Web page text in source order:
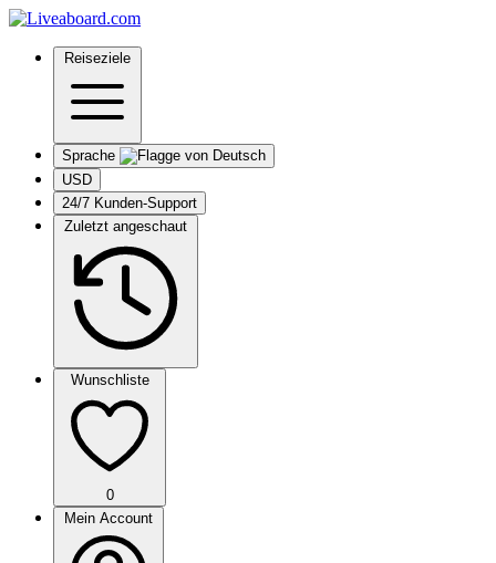
Reiseziele
Sprache
USD
24/7 Kunden-Support
Zuletzt angeschaut
Wunschliste
0
Mein Account